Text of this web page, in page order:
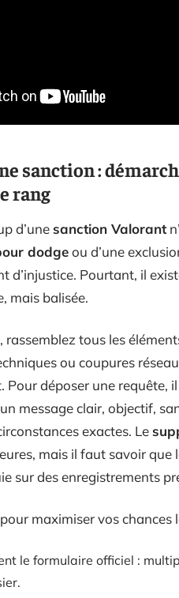
sanction :
rang
d’unesanction Valorant
dodgeou d’une
d’injustice. Pourtant, il
mais balisée.
tous les
ou coupures
Pour déposer une requête,
message clair, objectif,
exactes. Le
mais il faut savoir que
sur des enregistrements
maximiser vos chances
le formulaire officiel :